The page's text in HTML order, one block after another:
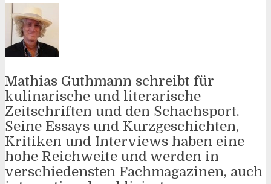
Mathias Guthmann schreibt für
kulinarische und literarische
Zeitschriften und den Schachsport.
Seine Essays und Kurzgeschichten,
Kritiken und Interviews haben eine
hohe Reichweite und werden in
verschiedensten Fachmagazinen, auch